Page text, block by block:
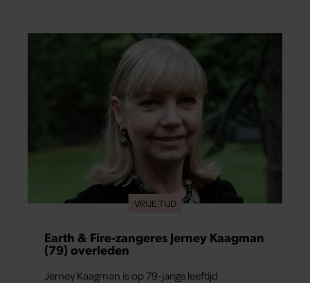
ze samen onder de mensen zijn.
VRIJE TIJD
Earth & Fire-zangeres Jerney Kaagman
(79) overleden
Jerney Kaagman is op 79-jarige leeftijd